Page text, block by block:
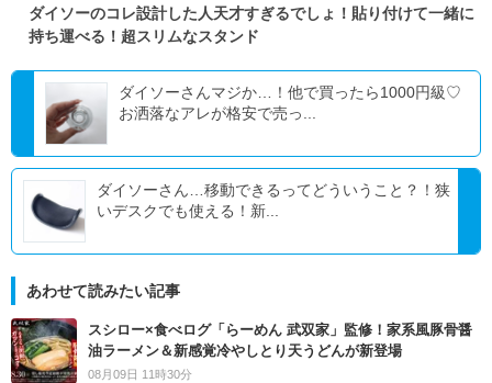
ダイソーのコレ設計した人天才すぎるでしょ！貼り付けて一緒に
持ち運べる！超スリムなスタンド
ダイソーさんマジか…！他で買ったら1000円級♡
お洒落なアレが格安で売っ...
ダイソーさん…移動できるってどういうこと？！狭
いデスクでも使える！新...
あわせて読みたい記事
スシロー×食べログ「らーめん 武双家」監修！家系風豚骨醤
油ラーメン＆新感覚冷やしとり天うどんが新登場
08月09日 11時30分